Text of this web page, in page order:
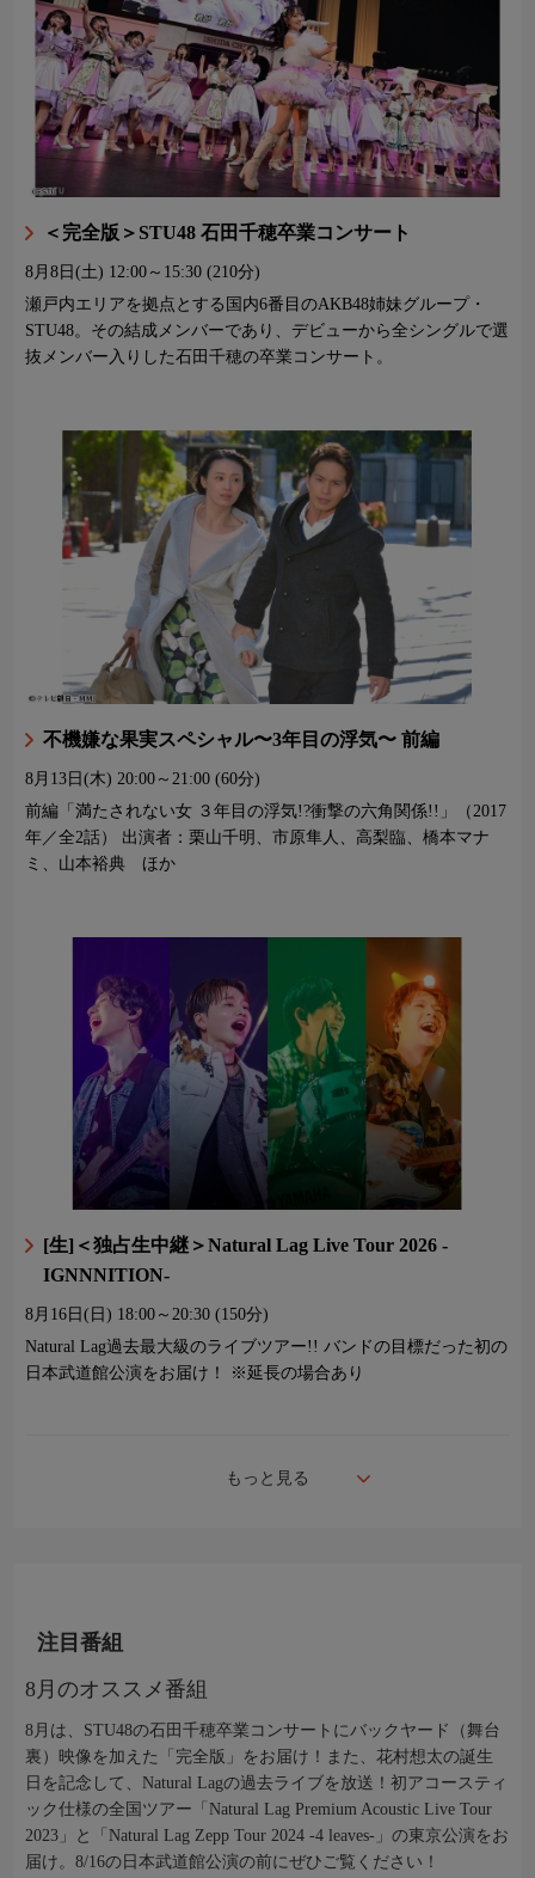
＜完全版＞STU48 石田千穂卒業コンサート
8月8日(土) 12:00～15:30 (210分)
瀬戸内エリアを拠点とする国内6番目のAKB48姉妹グループ・
STU48。その結成メンバーであり、デビューから全シングルで選
抜メンバー入りした石田千穂の卒業コンサート。
不機嫌な果実スペシャル〜3年目の浮気〜 前編
8月13日(木) 20:00～21:00 (60分)
前編「満たされない女 ３年目の浮気!?衝撃の六角関係!!」（2017
年／全2話） 出演者：栗山千明、市原隼人、高梨臨、橋本マナ
ミ、山本裕典 ほか
[生]＜独占生中継＞Natural Lag Live Tour 2026 -
IGNNNITION-
8月16日(日) 18:00～20:30 (150分)
Natural Lag過去最大級のライブツアー!! バンドの目標だった初の
日本武道館公演をお届け！ ※延長の場合あり
もっと見る
注目番組
8月のオススメ番組
8月は、STU48の石田千穂卒業コンサートにバックヤード（舞台
裏）映像を加えた「完全版」をお届け！また、花村想太の誕生
日を記念して、Natural Lagの過去ライブを放送！初アコースティ
ック仕様の全国ツアー「Natural Lag Premium Acoustic Live Tour
2023」と「Natural Lag Zepp Tour 2024 -4 leaves-」の東京公演をお
届け。8/16の日本武道館公演の前にぜひご覧ください！